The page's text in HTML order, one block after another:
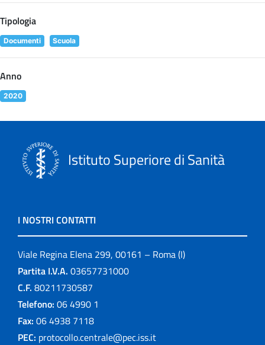
Tipologia
Documenti Scuola
Anno
2020
Istituto Superiore di Sanità
I NOSTRI CONTATTI
Viale Regina Elena 299, 00161 – Roma (I)
Partita I.V.A. 03657731000
C.F. 80211730587
Telefono: 06 4990 1
Fax: 06 4938 7118
PEC: protocollo.centrale@pec.iss.it